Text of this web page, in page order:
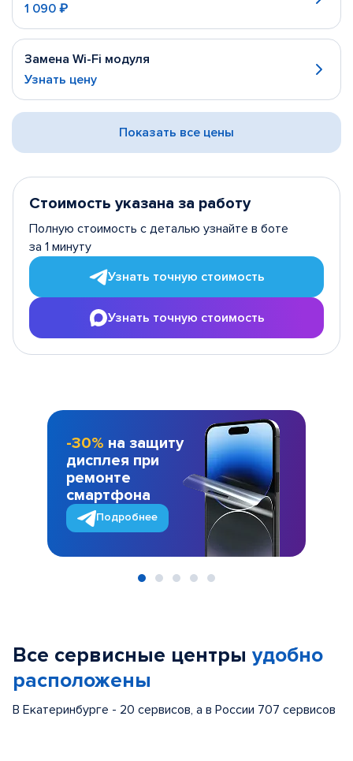
1 090 ₽
Замена Wi-Fi модуля
Узнать цену
Показать все цены
Стоимость указана за работу
Полную стоимость с деталью узнайте в боте
за 1 минуту
Узнать точную стоимость
Узнать точную стоимость
-30% на защиту
дисплея при
ремонте
смартфона
Подробнее
Все сервисные центры удобно
расположены
В Екатеринбурге - 20 сервисов, а в России 707 сервисов